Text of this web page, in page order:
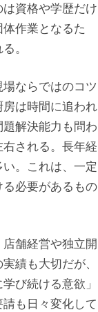
資格や学歴だけ
作業となるた
。
ならではのコツ
は時間に追われ
解決能力も問わ
される。長年経
。これは、一定
必要があるもの
舗経営や独立開
績も大切だが、
び続ける意欲」
も日々変化して